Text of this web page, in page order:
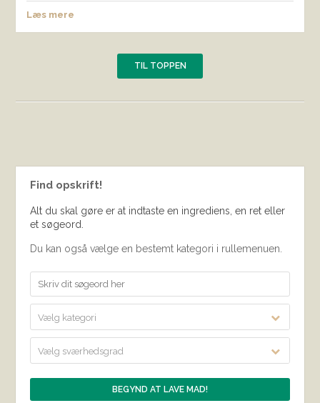
Læs mere
TIL TOPPEN
Find opskrift!
Alt du skal gøre er at indtaste en ingrediens, en ret eller
et søgeord.
Du kan også vælge en bestemt kategori i rullemenuen.
Vælg kategori
Vælg sværhedsgrad